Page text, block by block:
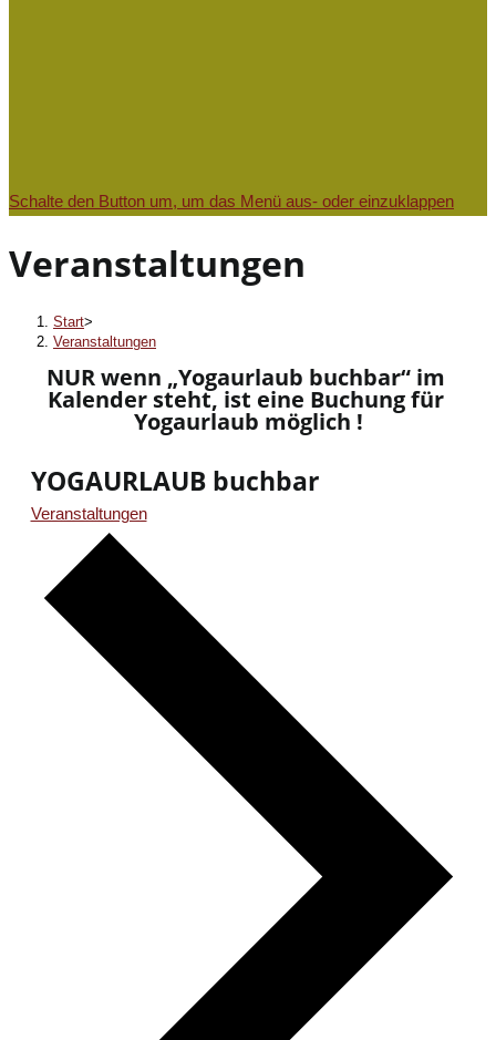
Schalte den Button um, um das Menü aus- oder einzuklappen
Veranstaltungen
Start>
Veranstaltungen
NUR wenn „Yogaurlaub buchbar“ im
Kalender steht, ist eine Buchung für
Yogaurlaub möglich !​
YOGAURLAUB buchbar
Veranstaltungen